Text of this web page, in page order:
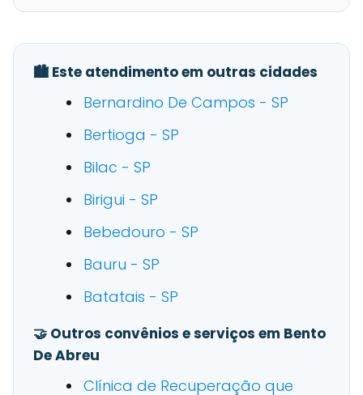
🏙️ Este atendimento em outras cidades
Bernardino De Campos - SP
Bertioga - SP
Bilac - SP
Birigui - SP
Bebedouro - SP
Bauru - SP
Batatais - SP
🤝 Outros convênios e serviços em Bento
De Abreu
Clínica de Recuperação que